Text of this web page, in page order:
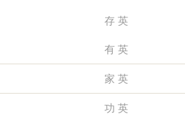
存 英
有 英
家 英
功 英